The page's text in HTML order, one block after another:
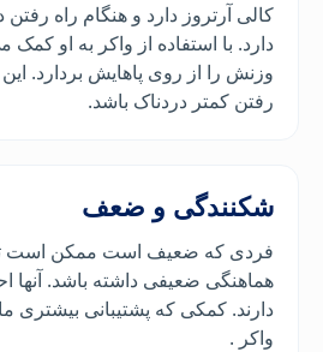
کالی آرتروز دارد و هنگام راه
دارد. با استفاده از واکر به او کمک
وزنش را از روی پاهایش بردارد.
رفتن کمتر دردناک باشد.
شکنندگی و ضعف
فردی که ضعیف است ممکن است
هماهنگی ضعیفی داشته باشد. آنها
واکر .